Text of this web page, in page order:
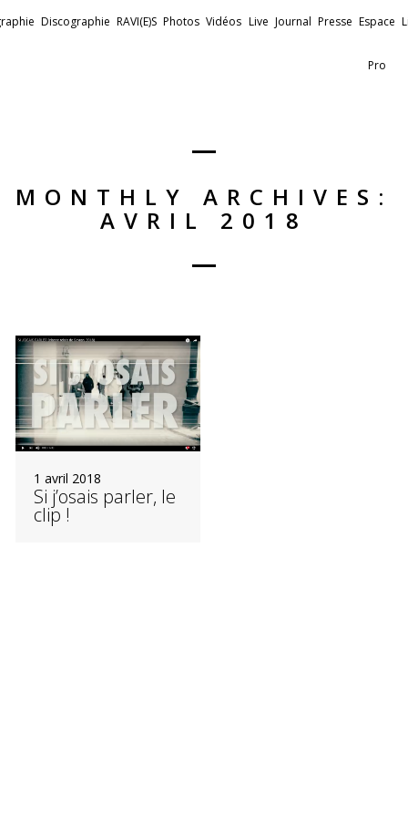
Discographie RAVI(E)S Photos Vidéos Live Journal Presse Espace
Pro
MONTHLY ARCHIVES:
AVRIL 2018
1 avril 2018
Si j’osais parler, le
clip !